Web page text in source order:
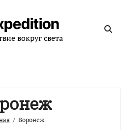
вокруг света
Воронеж